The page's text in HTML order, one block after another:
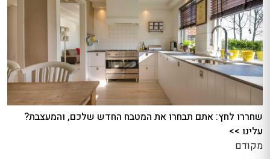
שחררו לחץ: אתם תבחרו את המטבח החדש שלכם, והמעצבת?
עלינו >>
מקודם